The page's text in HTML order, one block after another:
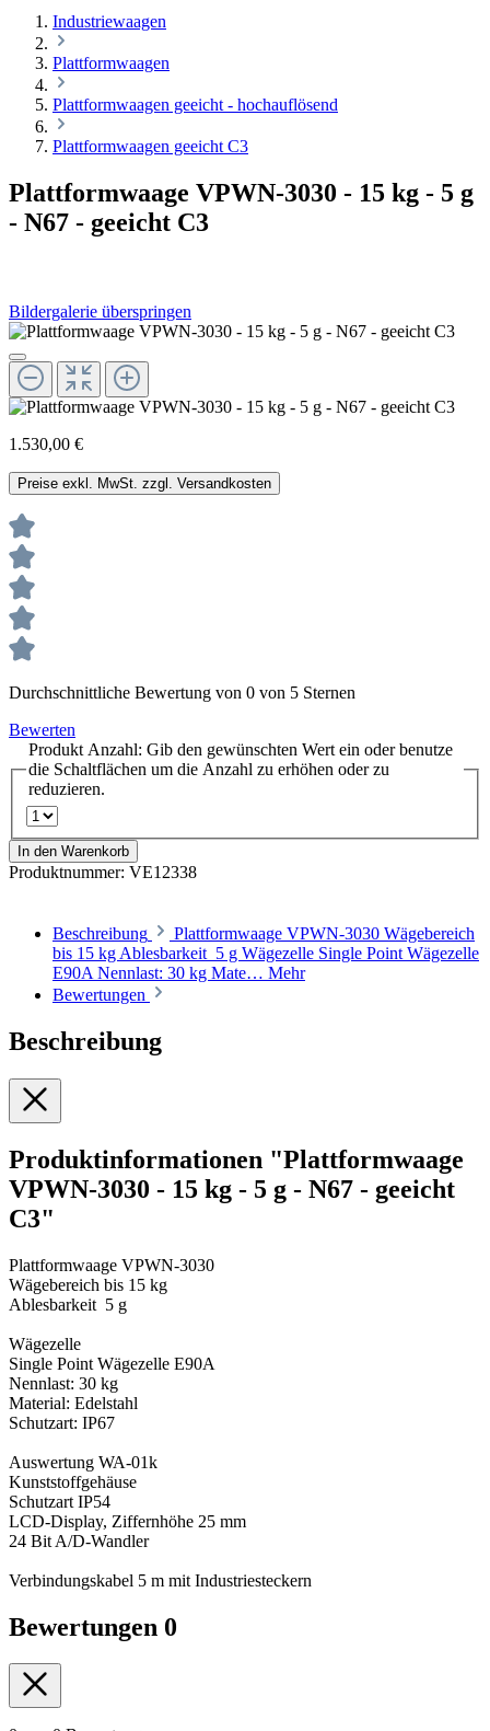
Industriewaagen
Plattformwaagen
Plattformwaagen geeicht - hochauflösend
Plattformwaagen geeicht C3
Plattformwaage VPWN-3030 - 15 kg - 5 g
- N67 - geeicht C3
Bildergalerie überspringen
1.530,00 €
Preise exkl. MwSt. zzgl. Versandkosten
Durchschnittliche Bewertung von 0 von 5 Sternen
Bewerten
Produkt Anzahl: Gib den gewünschten Wert ein oder benutze
die Schaltflächen um die Anzahl zu erhöhen oder zu
reduzieren.
In den Warenkorb
Produktnummer: VE12338
Beschreibung
Plattformwaage VPWN-3030 Wägebereich
bis 15 kg Ablesbarkeit 5 g Wägezelle Single Point Wägezelle
E90A Nennlast: 30 kg Mate… Mehr
Bewertungen
Beschreibung
Produktinformationen "Plattformwaage
VPWN-3030 - 15 kg - 5 g - N67 - geeicht
C3"
Plattformwaage VPWN-3030
Wägebereich bis 15 kg
Ablesbarkeit 5 g
Wägezelle
Single Point Wägezelle E90A
Nennlast: 30 kg
Material: Edelstahl
Schutzart: IP67
Auswertung WA-01k
Kunststoffgehäuse
Schutzart IP54
LCD-Display, Ziffernhöhe 25 mm
24 Bit A/D-Wandler
Verbindungskabel 5 m mit Industriesteckern
Bewertungen 0